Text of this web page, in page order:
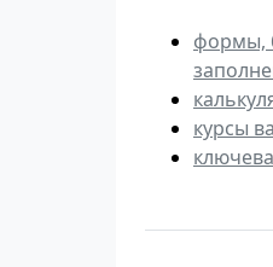
формы,
курсы